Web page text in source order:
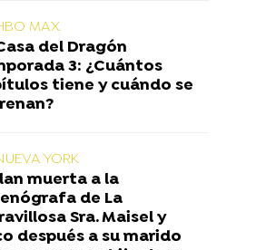
MAX
del Dragón
3: ¿Cuántos
tiene y cuándo se
YORK
muerta a la
de La
Sra. Maisel y
después a su marido